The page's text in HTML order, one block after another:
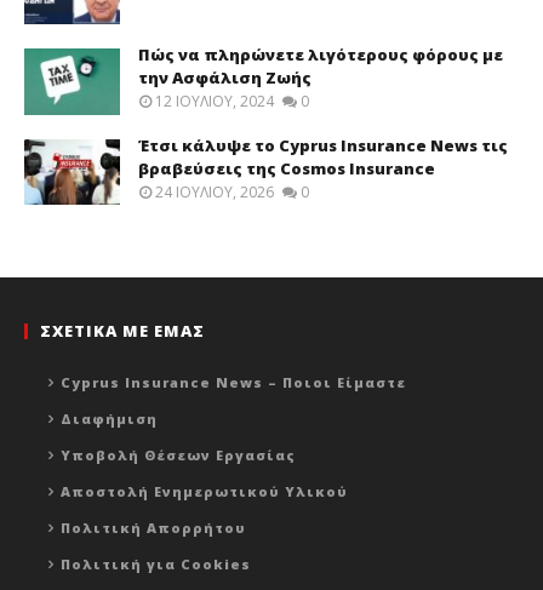
Πώς να πληρώνετε λιγότερους φόρους με
την Ασφάλιση Ζωής
12 ΙΟΥΛΊΟΥ, 2024 0
Έτσι κάλυψε το Cyprus Insurance News τις
βραβεύσεις της Cosmos Insurance
24 ΙΟΥΛΊΟΥ, 2026 0
ΣΧΕΤΙΚΑ ΜΕ ΕΜΑΣ
Cyprus Insurance News – Ποιοι Είμαστε
Διαφήμιση
Υποβολή Θέσεων Εργασίας
Αποστολή Ενημερωτικού Υλικού
Πολιτική Απορρήτου
Πολιτική για Cookies